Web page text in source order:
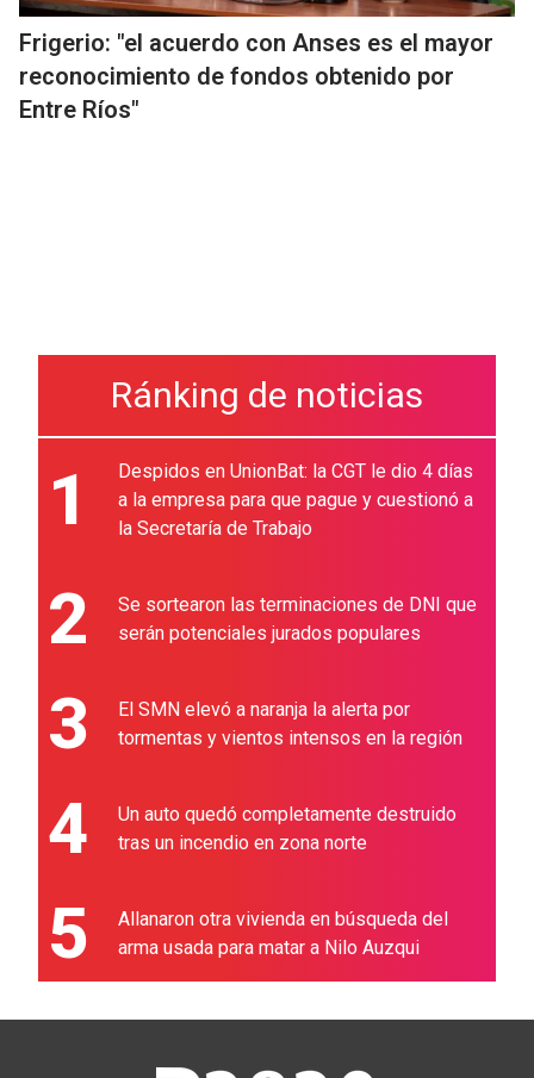
Frigerio: "el acuerdo con Anses es el mayor
reconocimiento de fondos obtenido por
Entre Ríos"
Ránking de noticias
1
Despidos en UnionBat: la CGT le dio 4 días
a la empresa para que pague y cuestionó a
la Secretaría de Trabajo
2
Se sortearon las terminaciones de DNI que
serán potenciales jurados populares
3
El SMN elevó a naranja la alerta por
tormentas y vientos intensos en la región
4
Un auto quedó completamente destruido
tras un incendio en zona norte
5
Allanaron otra vivienda en búsqueda del
arma usada para matar a Nilo Auzqui